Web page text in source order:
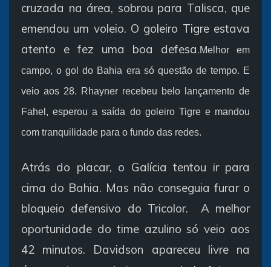
cruzada na área, sobrou para Talisca, que
emendou um voleio. O goleiro Tigre estava
atento e fez uma boa defesa.Melhor em
campo, o gol do Bahia era só questão de tempo. E
veio aos 28. Rhayner recebeu belo lançamento de
Fahel, esperou a saída do goleiro Tigre e mandou
com tranquilidade para o fundo das redes.
Atrás do placar, o Galícia tentou ir para
cima do Bahia. Mas não conseguia furar o
bloqueio defensivo do Tricolor. A melhor
oportunidade do time azulino só veio aos
42 minutos. Davidson apareceu livre na